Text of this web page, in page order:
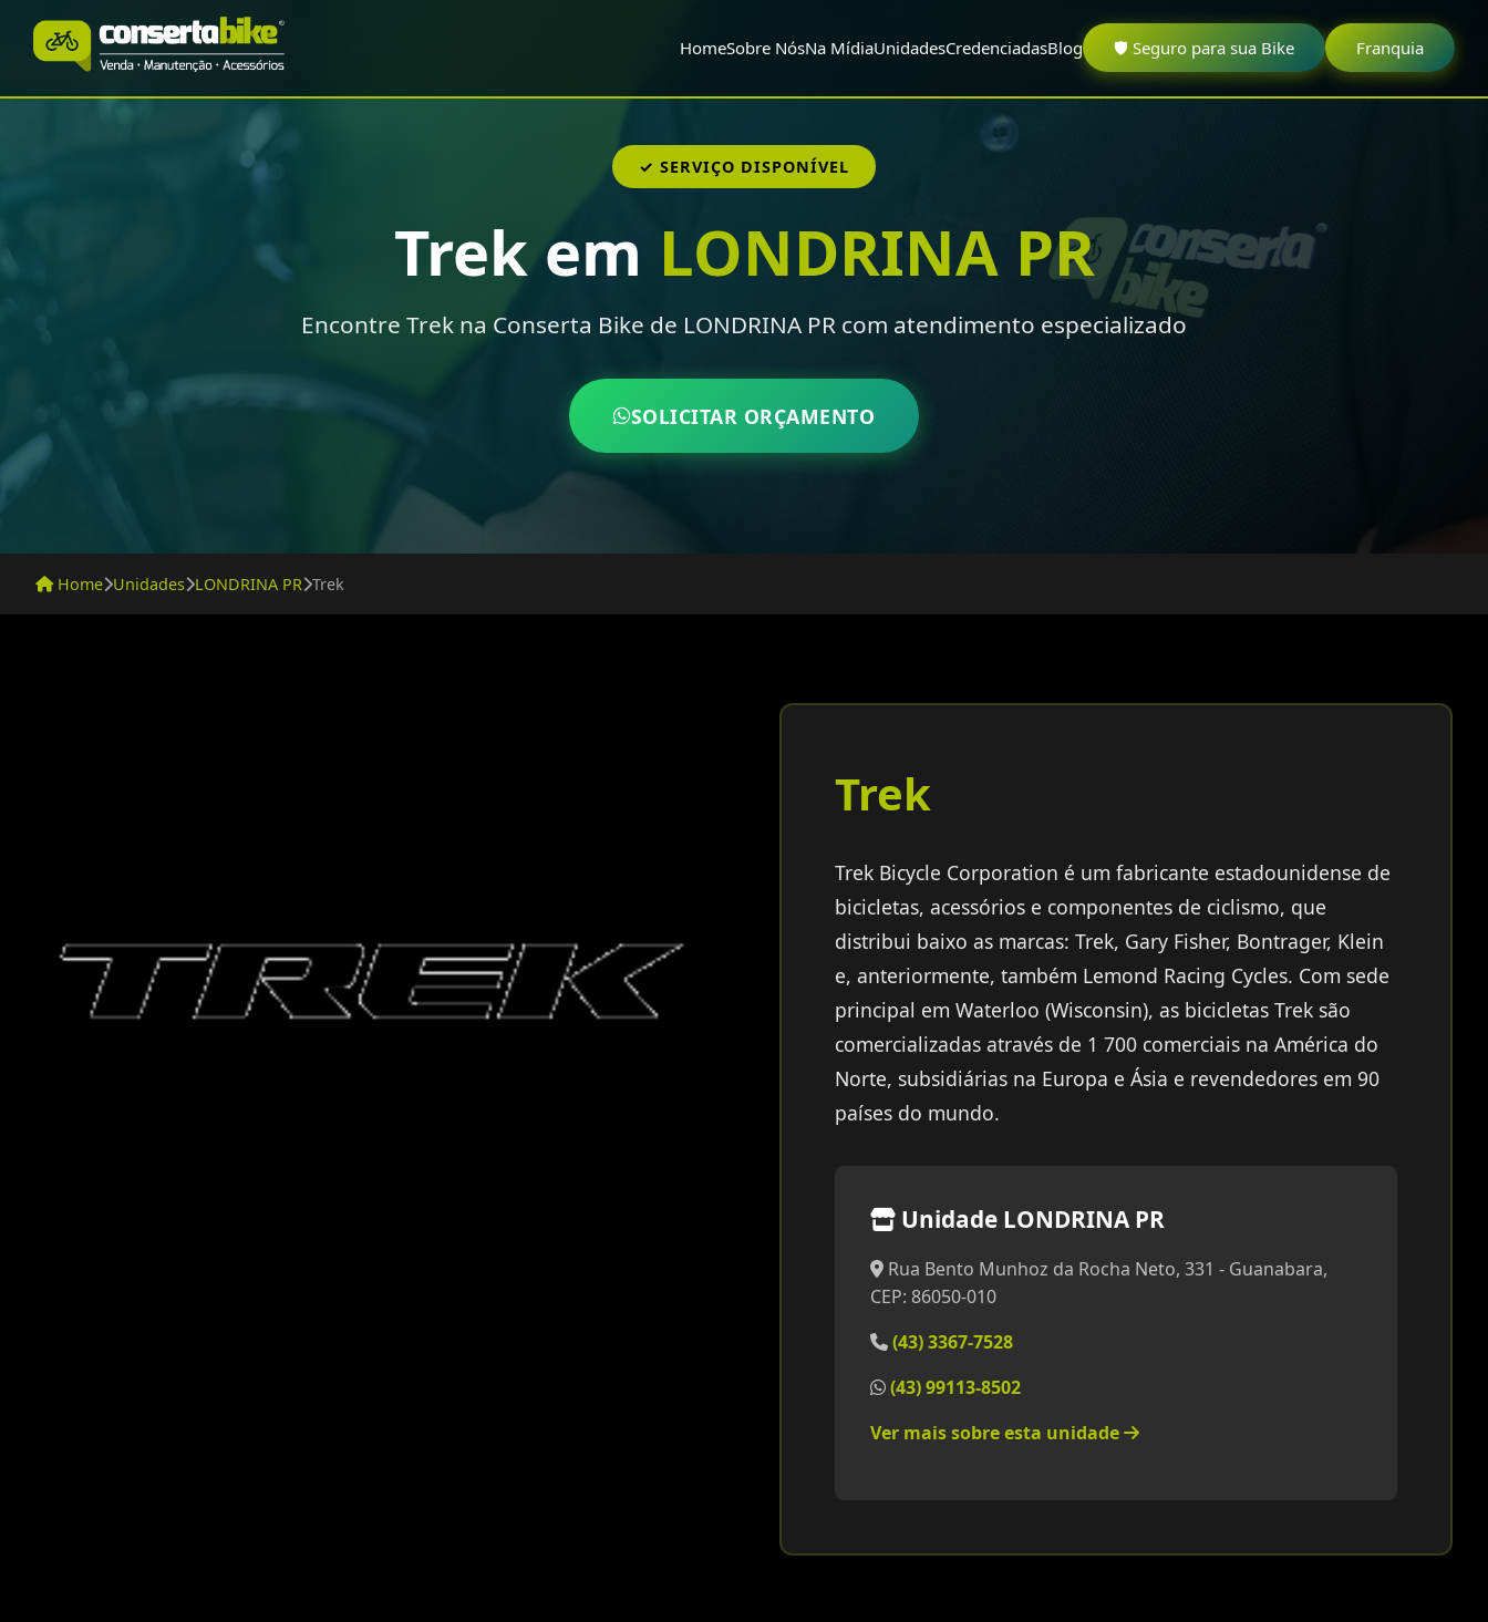
HomeSobre NósNa MídiaUnidadesCredenciadasBlog 🛡️ Seguro para sua Bike Franquia
✓ SERVIÇO DISPONÍVEL
Trek em LONDRINA PR
Encontre Trek na Conserta Bike de LONDRINA PR com atendimento especializado
SOLICITAR ORÇAMENTO
Home Unidades LONDRINA PR Trek
Trek
Trek Bicycle Corporation é um fabricante estadounidense de
bicicletas, acessórios e componentes de ciclismo, que
distribui baixo as marcas: Trek, Gary Fisher, Bontrager, Klein
e, anteriormente, também Lemond Racing Cycles. Com sede
principal em Waterloo (Wisconsin), as bicicletas Trek são
comercializadas através de 1 700 comerciais na América do
Norte, subsidiárias na Europa e Ásia e revendedores em 90
países do mundo.
Unidade LONDRINA PR
Rua Bento Munhoz da Rocha Neto, 331 - Guanabara,
CEP: 86050-010
(43) 3367-7528
(43) 99113-8502
Ver mais sobre esta unidade